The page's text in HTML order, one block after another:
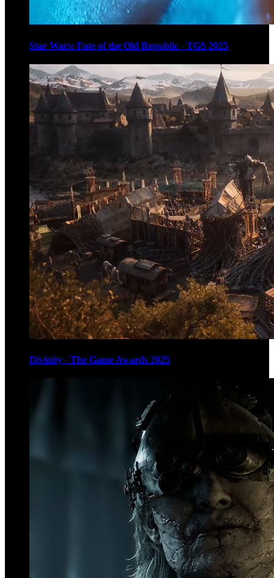
Star Wars: Fate of the Old Republic - TGS 2025
Divinity - The Game Awards 2025